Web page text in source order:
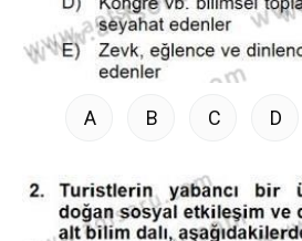
A B C D